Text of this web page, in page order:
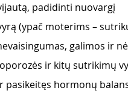
padidinti nuovargį
(ypač moterims –
galimos ir
ir kitų sutrikimų
pasikeitęs hormonų